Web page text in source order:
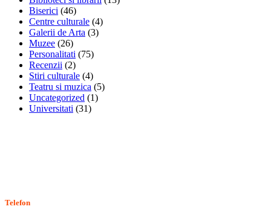
Biserici (46)
Centre culturale (4)
Galerii de Arta (3)
Muzee (26)
Personalitati (75)
Recenzii (2)
Stiri culturale (4)
Teatru si muzica (5)
Uncategorized (1)
Universitati (31)
Telefon